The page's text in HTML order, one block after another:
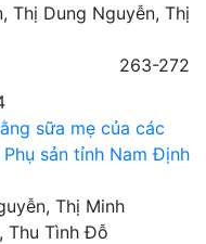
Thị Dung Nguyễn, Thị
263-272
sữa mẹ của các
sản tỉnh Nam Định
Thị Minh
Thu Tình Đỗ